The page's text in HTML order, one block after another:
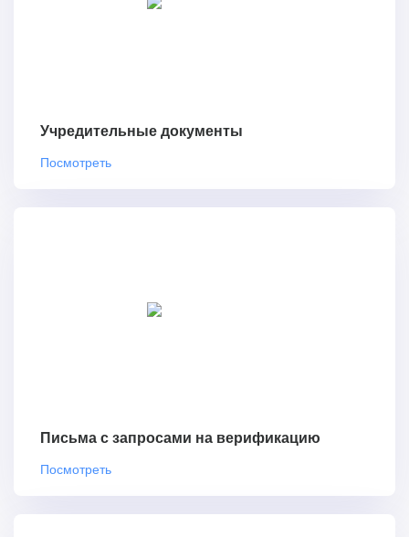
Учредительные документы
Посмотреть
Письма с запросами на верификацию
Посмотреть